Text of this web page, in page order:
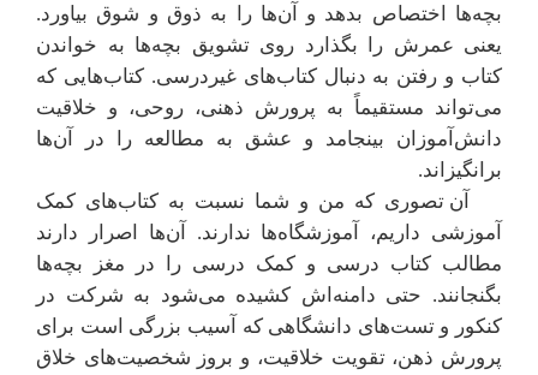
بچه‌ها اختصاص بدهد و آن‌ها را به ذوق و شوق بیاورد.
یعنی عمرش را بگذارد روی تشویق بچه‌ها به خواندن
کتاب و رفتن به دنبال کتاب‌های غیردرسی. کتاب‌هایی که
می‌تواند مستقیماً به پرورش ذهنی، روحی، و خلاقیت
دانش‌آموزان بینجامد و عشق به مطالعه را در آن‌ها
برانگیزاند.
آن تصوری که من و شما نسبت به کتاب‌های کمک
آموزشی داریم، آموزشگاه‌ها ندارند. آن‌ها اصرار دارند
مطالب کتاب درسی و کمک درسی را در مغز بچه‌ها
بگنجانند. حتی دامنه‌اش کشیده می‌شود به شرکت در
کنکور و تست‌های دانشگاهی که آسیب بزرگی است برای
پرورش ذهن، تقویت خلاقیت، و بروز شخصیت‌های خلاق